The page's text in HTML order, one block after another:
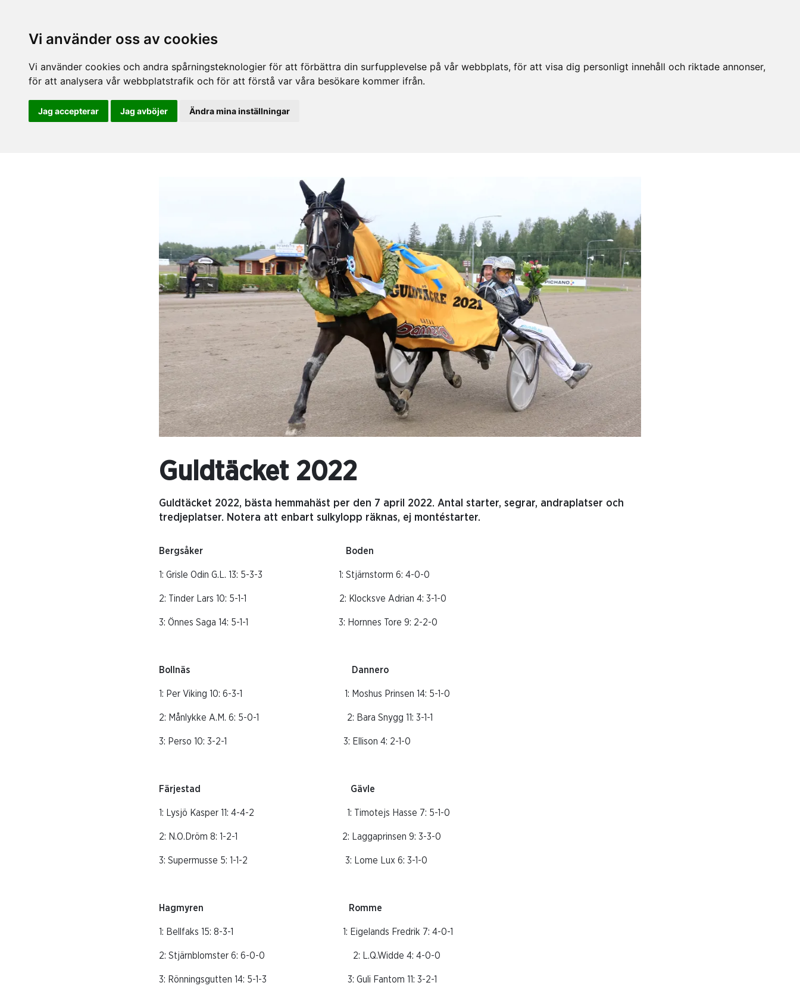
Vi använder oss av cookies
Vi använder cookies och andra spårningsteknologier för att förbättra din surfupplevelse på vår webbplats, för att visa dig personligt innehåll och riktade annonser,
för att analysera vår webbplatstrafik och för att förstå var våra besökare kommer ifrån.
Jag accepterar Jag avböjer Ändra mina inställningar
Guldtäcket 2022
Guldtäcket 2022, bästa hemmahäst per den 7 april 2022. Antal starter, segrar, andraplatser och
tredjeplatser. Notera att enbart sulkylopp räknas, ej montéstarter.
Bergsåker Boden
1: Grisle Odin G.L. 13: 5-3-3 1: Stjärnstorm 6: 4-0-0
2: Tinder Lars 10: 5-1-1 2: Klocksve Adrian 4: 3-1-0
3: Önnes Saga 14: 5-1-1 3: Hornnes Tore 9: 2-2-0
Bollnäs Dannero
1: Per Viking 10: 6-3-1 1: Moshus Prinsen 14: 5-1-0
2: Månlykke A.M. 6: 5-0-1 2: Bara Snygg 11: 3-1-1
3: Perso 10: 3-2-1 3: Ellison 4: 2-1-0
Färjestad Gävle
1: Lysjö Kasper 11: 4-4-2 1: Timotejs Hasse 7: 5-1-0
2: N.O.Dröm 8: 1-2-1 2: Laggaprinsen 9: 3-3-0
3: Supermusse 5: 1-1-2 3: Lome Lux 6: 3-1-0
Hagmyren Romme
1: Bellfaks 15: 8-3-1 1: Eigelands Fredrik 7: 4-0-1
2: Stjärnblomster 6: 6-0-0 2: L.Q.Widde 4: 4-0-0
3: Rönningsgutten 14: 5-1-3 3: Guli Fantom 11: 3-2-1